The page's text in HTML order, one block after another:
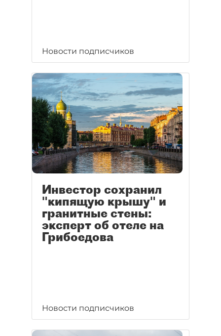
Новости подписчиков
Инвестор сохранил
"кипящую крышу" и
гранитные стены:
эксперт об отеле на
Грибоедова
Новости подписчиков